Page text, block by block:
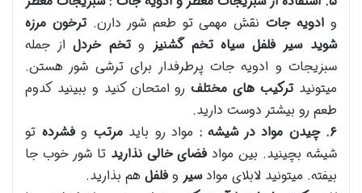
و ادویه جاتنقش مهمی تو طعم شور دارن.ترخون مرزه
شوید سیر فلفل سیاه تخم گشنیز وتخم خردلاز جمله
سبزیجات و ادویه جات پرطرفدار برای ترشی شور هستن.
میتونید ترکیب های مختلفرو امتحان کنید و ببینید کدوم
طعم رو بیشتر دوست دارید.
۶.چیدن مواد در شیشه : مواد رو بایدمرتب وفشرده تو
شیشه بچینید. بین موادفضای خالی نذارید تا شور خوب جا
بیفته. میتونید لابلای موادسیر وفلفل هم بذارید.